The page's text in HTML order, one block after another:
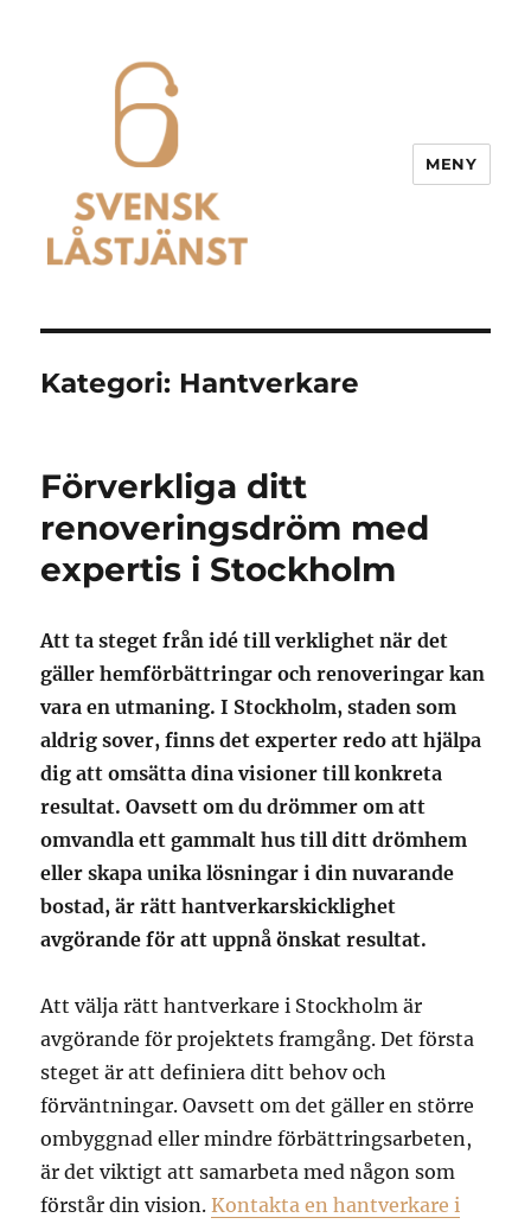
MENY
Kategori: Hantverkare
Förverkliga ditt
renoveringsdröm med
expertis i Stockholm
Att ta steget från idé till verklighet när det
gäller hemförbättringar och renoveringar kan
vara en utmaning. I Stockholm, staden som
aldrig sover, finns det experter redo att hjälpa
dig att omsätta dina visioner till konkreta
resultat. Oavsett om du drömmer om att
omvandla ett gammalt hus till ditt drömhem
eller skapa unika lösningar i din nuvarande
bostad, är rätt hantverkarskicklighet
avgörande för att uppnå önskat resultat.
Att välja rätt hantverkare i Stockholm är
avgörande för projektets framgång. Det första
steget är att definiera ditt behov och
förväntningar. Oavsett om det gäller en större
ombyggnad eller mindre förbättringsarbeten,
är det viktigt att samarbeta med någon som
förstår din vision.Kontakta en hantverkare i